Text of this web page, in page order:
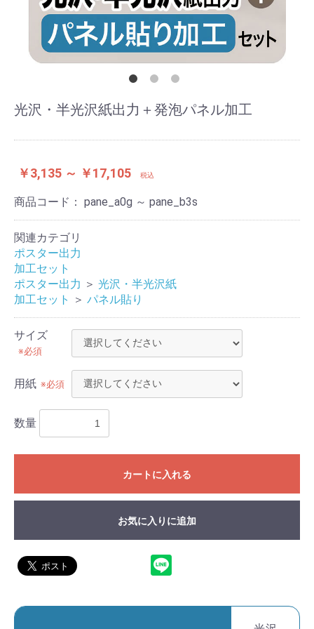
光沢・半光沢紙出力＋発泡パネル加工
￥3,135 ～ ￥17,105 税込
商品コード： pane_a0g ～ pane_b3s
関連カテゴリ
ポスター出力
加工セット
ポスター出力 ＞ 光沢・半光沢紙
加工セット
＞ パネル貼り
サイズ
※必須
用紙 ※必須
数量
カートに入れる
お気に入りに追加